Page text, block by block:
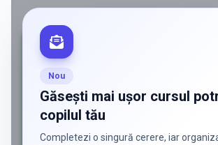
Nou
Găsești mai ușor cursul
copilul tău
Completezi o singură cerere, iar